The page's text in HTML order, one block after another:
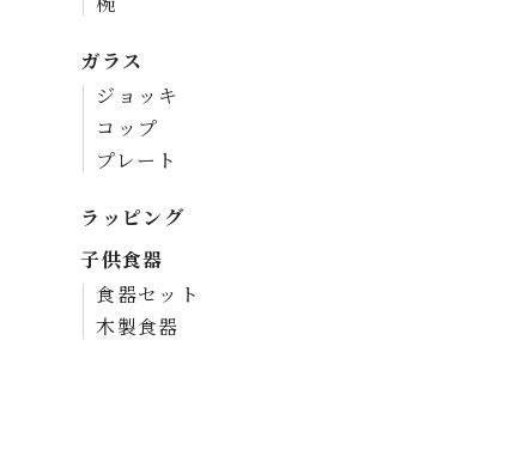
ガラス
ジョッキ
コップ
プレート
ラッピング
子供食器
食器セット
木製食器